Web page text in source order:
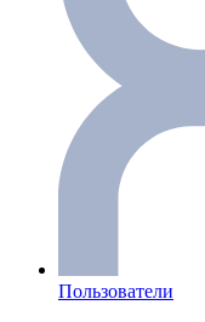
Пользователи